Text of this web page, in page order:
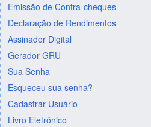
Emissão de Contra-cheques
Declaração de Rendimentos
Assinador Digital
Gerador GRU
Sua Senha
Esqueceu sua senha?
Cadastrar Usuário
Livro Eletrônico